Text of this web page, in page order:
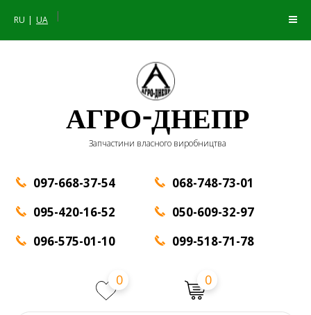
RU UA |
АГРО-ДНЕПР
Запчастини власного виробництва
097-668-37-54
095-420-16-52
096-575-01-10
068-748-73-01
050-609-32-97
099-518-71-78
0 0